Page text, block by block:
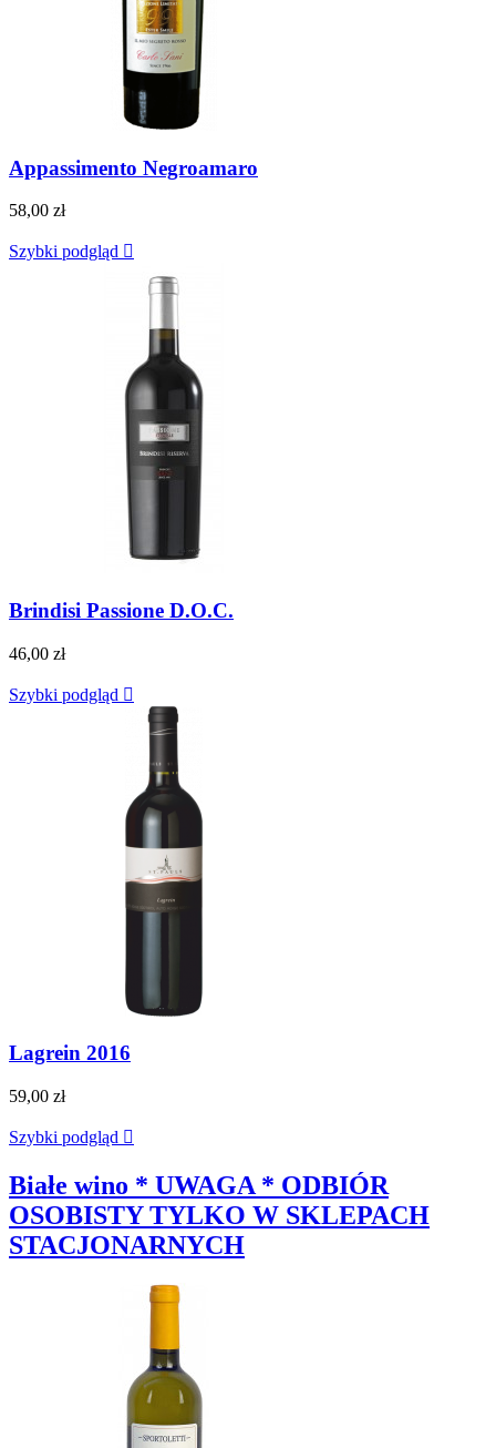
Appassimento Negroamaro
58,00 zł
Szybki podgląd 
Brindisi Passione D.O.C.
46,00 zł
Szybki podgląd 
Lagrein 2016
59,00 zł
Szybki podgląd 
Białe wino * UWAGA * ODBIÓR
OSOBISTY TYLKO W SKLEPACH
STACJONARNYCH